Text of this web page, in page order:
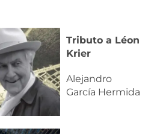
Tributo a Léon
Krier
Alejandro
García Hermida